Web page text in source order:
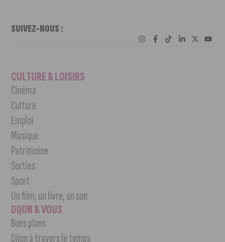
SUIVEZ-NOUS :
CULTURE & LOISIRS
Cinéma
Culture
Emploi
Musique
Patrimoine
Sorties
Sport
Un film, un livre, un son
DIJON & VOUS
Bons plans
Dijon à travers le temps